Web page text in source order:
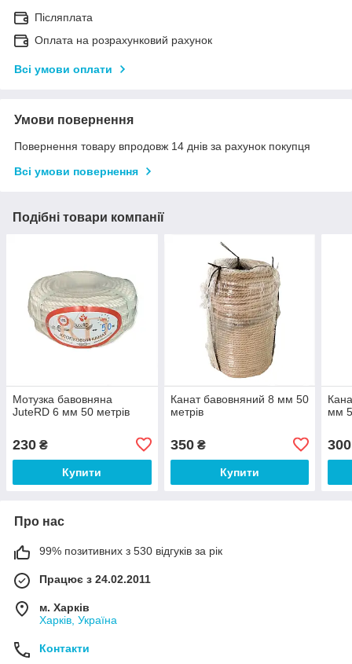
Післяплата
Оплата на розрахунковий рахунок
Всі умови оплати
Умови повернення
Повернення товару впродовж 14 днів за рахунок покупця
Всі умови повернення
Подібні товари компанії
Мотузка бавовняна
JuteRD 6 мм 50 метрів
230 ₴
Купити
Канат бавовняний 8 мм 50
метрів
350₴
Купити
мм
300
Про нас
99% позитивних з 530 відгуків за рік
Працює з 24.02.2011
м. Харків
Харків, Україна
Контакти